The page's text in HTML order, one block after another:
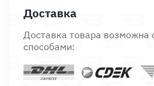
Доставка
Доставка товара
способами: